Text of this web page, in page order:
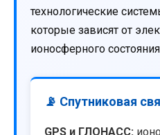
технологические
которые зависят от
ионосферного
📡 Спутниковая
GPS и ГЛОНАСС: